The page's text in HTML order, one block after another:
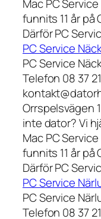
Mac PC
funnits 11 år på
Därför PC
PC Service
PC Service
Telefon 08 37
Orrspelsvägen
inte dator? Vi
Mac PC
funnits 11 år på
Därför PC
PC Service
PC Service
Telefon 08 37